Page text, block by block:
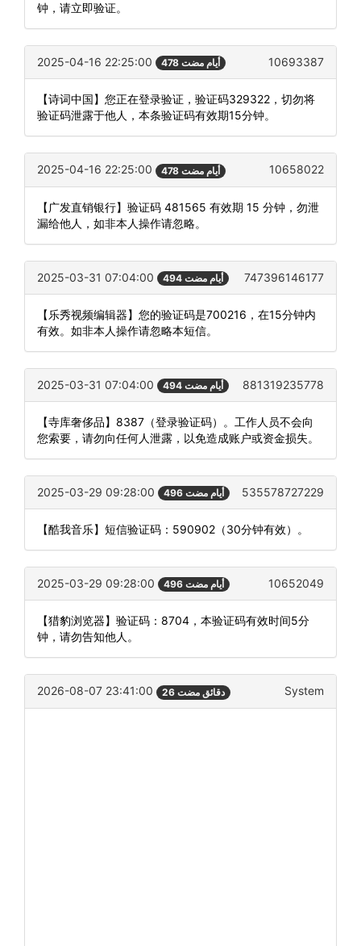
钟，请立即验证。
2025-04-16 22:25:00 478 أيام مضت 10693387
【诗词中国】您正在登录验证，验证码329322，切勿将
验证码泄露于他人，本条验证码有效期15分钟。
2025-04-16 22:25:00 478 أيام مضت 10658022
【广发直销银行】验证码 481565 有效期 15 分钟，勿泄
漏给他人，如非本人操作请忽略。
2025-03-31 07:04:00 494 أيام مضت 747396146177
【乐秀视频编辑器】您的验证码是700216，在15分钟内
有效。如非本人操作请忽略本短信。
2025-03-31 07:04:00 494 أيام مضت 881319235778
【寺库奢侈品】8387（登录验证码）。工作人员不会向
您索要，请勿向任何人泄露，以免造成账户或资金损失。
2025-03-29 09:28:00 496 أيام مضت 535578727229
【酷我音乐】短信验证码：590902（30分钟有效）。
2025-03-29 09:28:00 496 أيام مضت 10652049
【猎豹浏览器】验证码：8704，本验证码有效时间5分
钟，请勿告知他人。
2026-08-07 23:41:00 26 دقائق مضت System